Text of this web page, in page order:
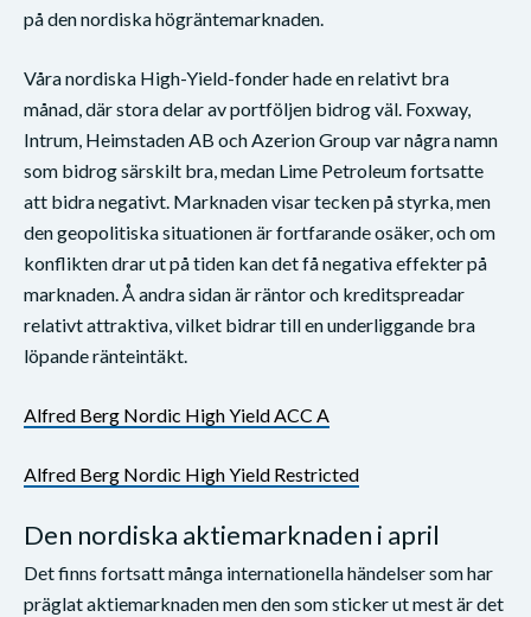
på den nordiska högräntemarknaden.
Våra nordiska High-Yield-fonder hade en relativt bra
månad, där stora delar av portföljen bidrog väl. Foxway,
Intrum, Heimstaden AB och Azerion Group var några namn
som bidrog särskilt bra, medan Lime Petroleum fortsatte
att bidra negativt. Marknaden visar tecken på styrka, men
den geopolitiska situationen är fortfarande osäker, och om
konflikten drar ut på tiden kan det få negativa effekter på
marknaden. Å andra sidan är räntor och kreditspreadar
relativt attraktiva, vilket bidrar till en underliggande bra
löpande ränteintäkt.
Alfred Berg Nordic High Yield ACC A
Alfred Berg Nordic High Yield Restricted
Den nordiska aktiemarknaden i april
Det finns fortsatt många internationella händelser som har
präglat aktiemarknaden men den som sticker ut mest är det